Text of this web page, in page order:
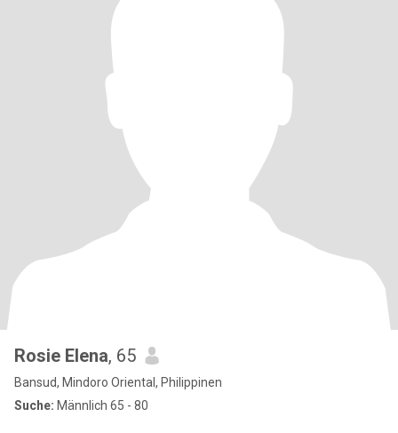
Rosie Elena, 65
Bansud, Mindoro Oriental, Philippinen
Suche: Männlich 65 - 80